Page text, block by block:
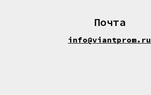
Почта
info@viantprom.ru